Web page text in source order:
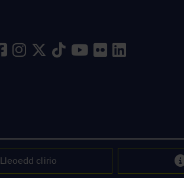
Lleoedd clirio
Lleoedd clirio